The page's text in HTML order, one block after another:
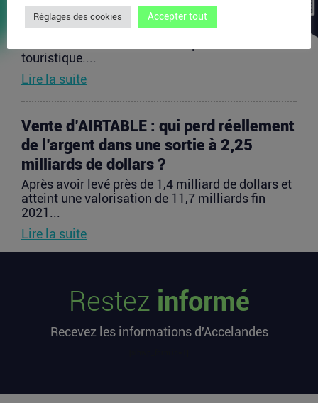
voyageurs
Les formalités de voyage demeurent l’une des
touristique....
Lire la suite
Vente d’AIRTABLE : qui perd réellement
de l’argent dans une sortie à 2,25
milliards de dollars ?
Après avoir levé près de 1,4 milliard de dollars et
atteint une valorisation de 11,7 milliards fin
2021...
Lire la suite
profil et comment candidater ?
2026 les futurs participants français du Projet
Restez informé
Recevez les informations d'Accelandes
Réglages des cookies Accepter tout